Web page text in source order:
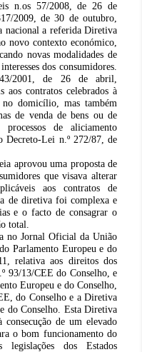
n.os 57/2008, de 26 de
2009, de 30 de outubro,
nacional a referida Diretiva
novo contexto económico,
novas modalidades de
dos consumidores.
2001, de 26 de abril,
aos contratos celebrados à
no domicílio, mas também
de venda de bens ou de
processos de aliciamento
Decreto-Lei n.º 272/87, de
aprovou uma proposta de
que visava alterar
aos contratos de
de diretiva foi complexa e
e o facto de consagrar o
total.
no Jornal Oficial da União
Parlamento Europeu e do
relativa aos direitos dos
93/13/CEE do Conselho, e
Europeu e do Conselho,
do Conselho e a Diretiva
do Conselho. Esta Diretiva
de um elevado
o bom funcionamento do
legislações dos Estados